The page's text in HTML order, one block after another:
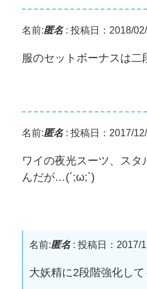
名前:匿名: 投稿日：2018/
服のセットボーナスは二
名前:匿名: 投稿日：2017/
ワイの夜光スーツ、スタ
んだが…(´;ω;`)
名前:匿名: 投稿日：2017/
大妖精に2段階強化して